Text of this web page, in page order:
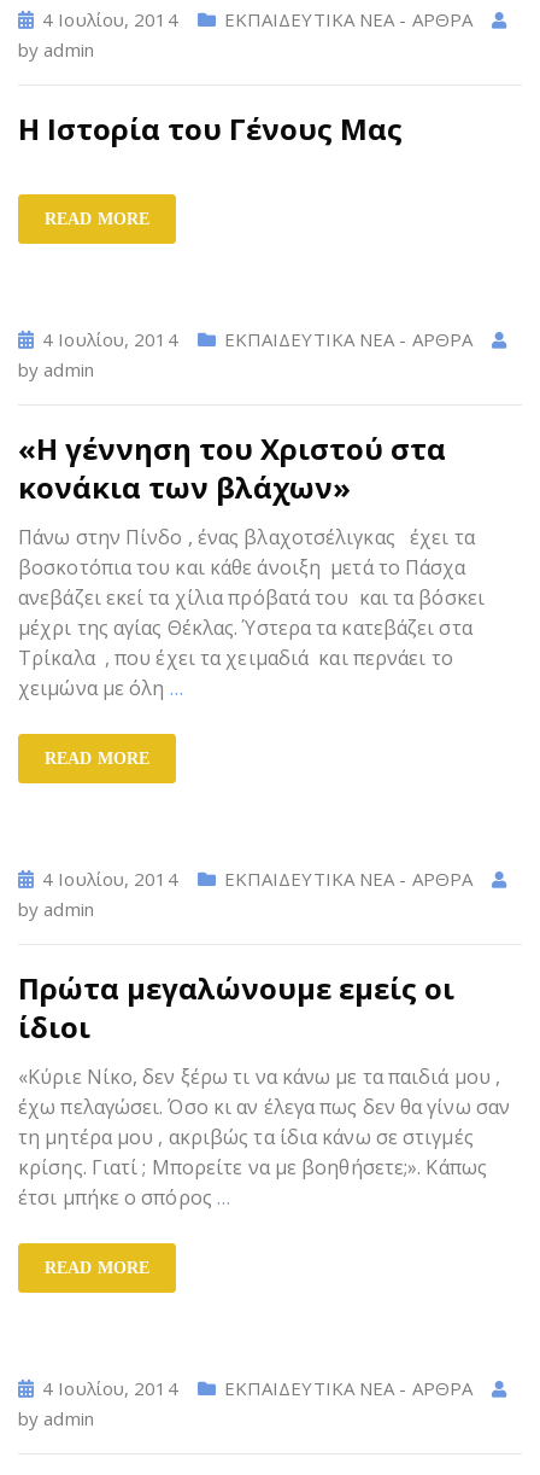
4 Ιουλίου, 2014
ΕΚΠΑΙΔΕΥΤΙΚΑ ΝΕΑ - ΑΡΘΡΑ
by admin
Η Ιστορία του Γένους Μας
READ MORE
4 Ιουλίου, 2014
ΕΚΠΑΙΔΕΥΤΙΚΑ ΝΕΑ - ΑΡΘΡΑ
by admin
«Η γέννηση του Χριστού στα
κονάκια των βλάχων»
Πάνω στην Πίνδο , ένας βλαχοτσέλιγκας έχει τα
βοσκοτόπια του και κάθε άνοιξη μετά το Πάσχα
ανεβάζει εκεί τα χίλια πρόβατά του και τα βόσκει
μέχρι της αγίας Θέκλας. Ύστερα τα κατεβάζει στα
Τρίκαλα , που έχει τα χειμαδιά και περνάει το
χειμώνα με όλη …
READ MORE
4 Ιουλίου, 2014
ΕΚΠΑΙΔΕΥΤΙΚΑ ΝΕΑ - ΑΡΘΡΑ
by admin
Πρώτα μεγαλώνουμε εμείς οι
ίδιοι
«Κύριε Νίκο, δεν ξέρω τι να κάνω με τα παιδιά μου ,
έχω πελαγώσει. Όσο κι αν έλεγα πως δεν θα γίνω σαν
τη μητέρα μου , ακριβώς τα ίδια κάνω σε στιγμές
κρίσης. Γιατί ; Μπορείτε να με βοηθήσετε;». Κάπως
έτσι μπήκε ο σπόρος…
READ MORE
4 Ιουλίου, 2014
ΕΚΠΑΙΔΕΥΤΙΚΑ ΝΕΑ - ΑΡΘΡΑ
by admin